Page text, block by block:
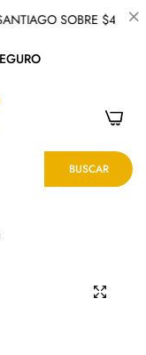
SOBRE $40.000
BUSCAR